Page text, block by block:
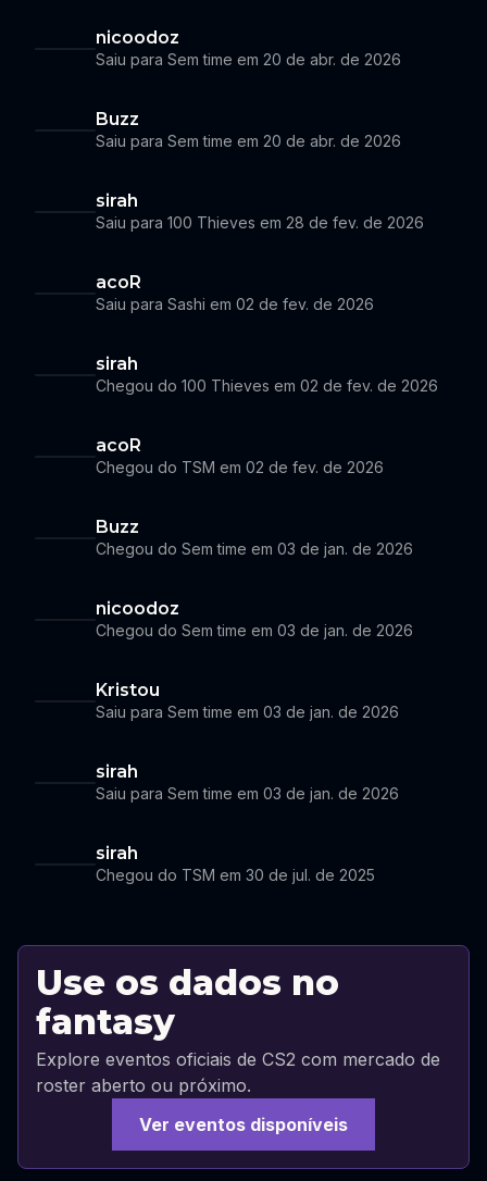
nicoodoz
Saiu para Sem time em 20 de abr. de 2026
Buzz
Saiu para Sem time em 20 de abr. de 2026
sirah
Saiu para 100 Thieves em 28 de fev. de 2026
acoR
Saiu para Sashi em 02 de fev. de 2026
sirah
Chegou do 100 Thieves em 02 de fev. de 2026
acoR
Chegou do TSM em 02 de fev. de 2026
Buzz
Chegou do Sem time em 03 de jan. de 2026
nicoodoz
Chegou do Sem time em 03 de jan. de 2026
Kristou
Saiu para Sem time em 03 de jan. de 2026
sirah
Saiu para Sem time em 03 de jan. de 2026
sirah
Chegou do TSM em 30 de jul. de 2025
Use os dados no
fantasy
Explore eventos oficiais de CS2 com mercado de
roster aberto ou próximo.
Ver eventos disponíveis